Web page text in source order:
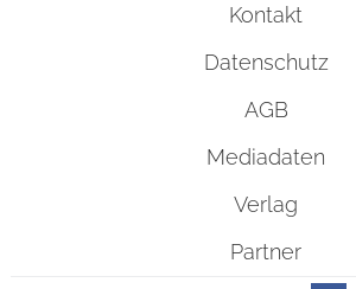
Kontakt
Datenschutz
AGB
Mediadaten
Verlag
Partner